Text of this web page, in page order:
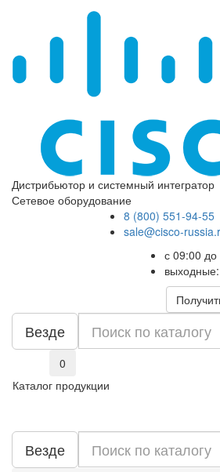
Дистрибьютор и системный интегратор
Сетевое оборудование
8 (800) 551-94-55
sale@cisco-
с 09:00 до
Везде
0
Каталог продукции
Везде